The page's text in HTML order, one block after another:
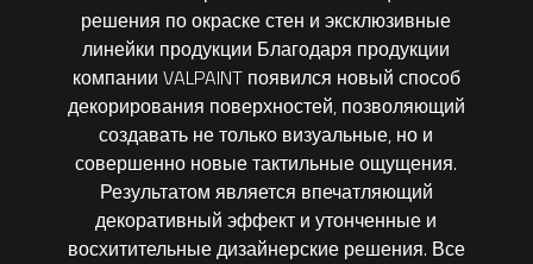
решения по окраске стен и эксклюзивные
линейки продукции Благодаря продукции
компании VALPAINT появился новый способ
декорирования поверхностей, позволяющий
создавать не только визуальные, но и
совершенно новые тактильные ощущения.
Результатом является впечатляющий
декоративный эффект и утонченные и
восхитительные дизайнерские решения. Все